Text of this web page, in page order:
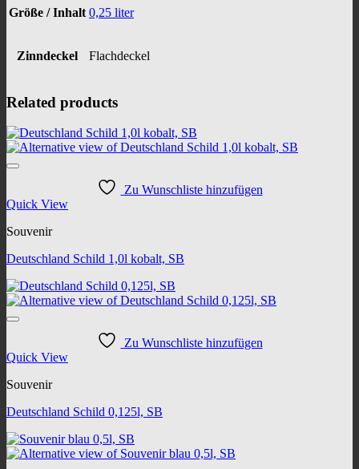
Größe / Inhalt 0,25 liter
Zinndeckel Flachdeckel
Related products
Zu Wunschliste hinzufügen
Quick View
Souvenir
Deutschland Schild 1,0l kobalt, SB
Zu Wunschliste hinzufügen
Quick View
Souvenir
Deutschland Schild 0,125l, SB